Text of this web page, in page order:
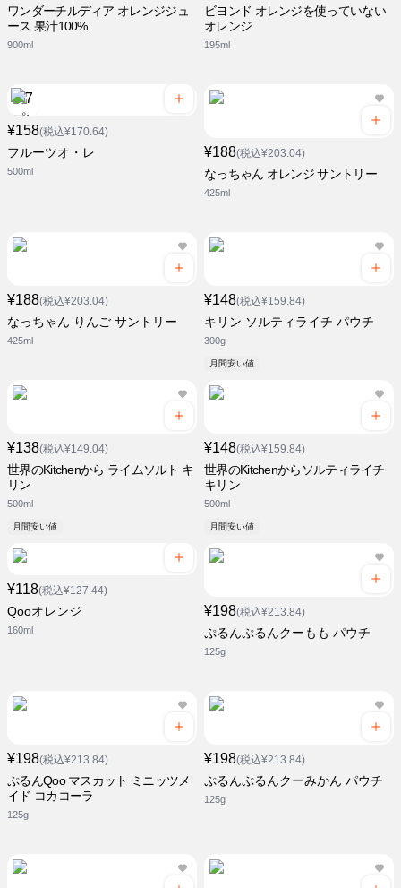
ワンダーチルディア オレンジジュ
ース 果汁100%
900ml
ビヨンド オレンジを使っていない
オレンジ
195ml
¥158(税込¥170.64)
フルーツオ・レ
500ml
¥188(税込¥203.04)
なっちゃん オレンジ サントリー
425ml
¥188(税込¥203.04)
なっちゃん りんご サントリー
425ml
¥148(税込¥159.84)
キリン ソルティライチ パウチ
300g
月間安い値
¥138(税込¥149.04)
世界のKitchenから ライムソルト キ
リン
500ml
月間安い値
¥148(税込¥159.84)
世界のKitchenからソルティライチ
キリン
500ml
月間安い値
¥118(税込¥127.44)
Qooオレンジ
160ml
¥198(税込¥213.84)
ぷるんぷるんクーもも パウチ
125g
¥198(税込¥213.84)
ぷるんQoo マスカット ミニッツメ
イド コカコーラ
125g
¥198(税込¥213.84)
ぷるんぷるんクーみかん パウチ
125g